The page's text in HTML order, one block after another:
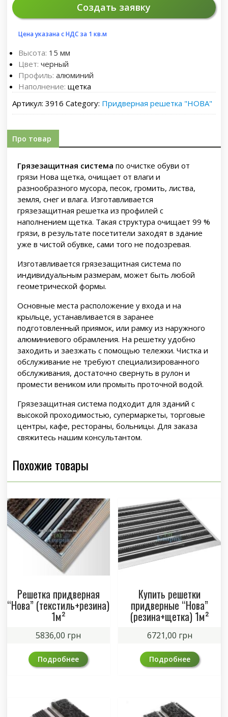
Создать заявку
Цена указана с НДС за 1 кв.м
Высота: 15 мм
Цвет: черный
Профиль: алюминий
Наполнение: щетка
Артикул: 3916 Category: Придверная решетка "НОВА"
Про товар
Грязезащитная система по очистке обуви от
грязи Нова щетка, очищает от влаги и
разнообразного мусора, песок, громить, листва,
земля, снег и влага. Изготавливается
грязезащитная решетка из профилей с
наполнением щетка. Такая структура очищает 99 %
грязи, в результате посетители заходят в здание
уже в чистой обувке, сами того не подозревая.
Изготавливается грязезащитная система по
индивидуальным размерам, может быть любой
геометрической формы.
Основные места расположение у входа и на
крыльце, устанавливается в заранее
подготовленный приямок, или рамку из наружного
алюминиевого обрамления. На решетку удобно
заходить и заезжать с помощью тележки. Чистка и
обслуживание не требуют специализированного
обслуживания, достаточно свернуть в рулон и
промести веником или промыть проточной водой.
Грязезащитная система подходит для зданий с
высокой проходимостью, супермаркеты, торговые
центры, кафе, рестораны, больницы. Для заказа
свяжитесь нашим консультантом.
Похожие товары
Решетка придверная
“Нова” (текстиль+резина)
1м²
5836,00 грн
Подробнее
Купить решетки
придверные “Нова”
(резина+щетка) 1м²
6721,00 грн
Подробнее